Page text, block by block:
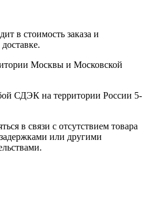
в стоимость заказа и
Москвы и Московской
СДЭК на территории России 5-
в связи с отсутствием товара
или другими